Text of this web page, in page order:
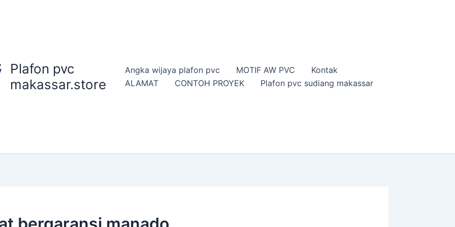
Plafon pvc
makassar.store
Angka wijaya plafon pvc MOTIF AW PVC
Kontak
ALAMAT
CONTOH PROYEK Plafon pvc sudiang makassar